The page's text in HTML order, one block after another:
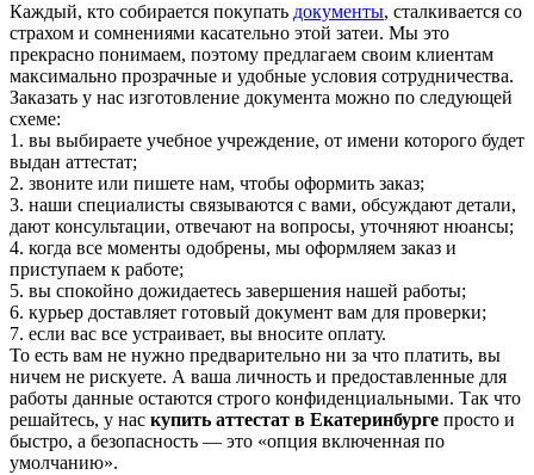
Каждый, кто собирается покупать документы, сталкивается со
страхом и сомнениями касательно этой затеи. Мы это
прекрасно понимаем, поэтому предлагаем своим клиентам
максимально прозрачные и удобные условия сотрудничества.
Заказать у нас изготовление документа можно по следующей
схеме:
1. вы выбираете учебное учреждение, от имени которого будет
выдан аттестат;
2. звоните или пишете нам, чтобы оформить заказ;
3. наши специалисты связываются с вами, обсуждают детали,
дают консультации, отвечают на вопросы, уточняют нюансы;
4. когда все моменты одобрены, мы оформляем заказ и
приступаем к работе;
5. вы спокойно дожидаетесь завершения нашей работы;
6. курьер доставляет готовый документ вам для проверки;
7. если вас все устраивает, вы вносите оплату.
То есть вам не нужно предварительно ни за что платить, вы
ничем не рискуете. А ваша личность и предоставленные для
работы данные остаются строго конфиденциальными. Так что
решайтесь, у нас купить аттестат в Екатеринбурге просто и
быстро, а безопасность — это «опция включенная по
умолчанию».